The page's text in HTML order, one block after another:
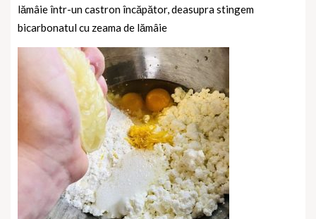
lămâie într-un castron încăpător, deasupra stingem
bicarbonatul cu zeama de lămâie